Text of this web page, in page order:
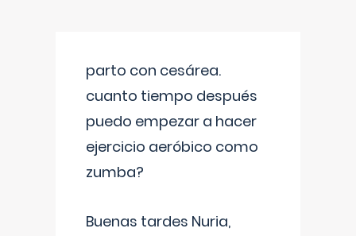
parto con cesárea.
cuanto tiempo después
puedo empezar a hacer
ejercicio aeróbico como
zumba?
Buenas tardes Nuria,